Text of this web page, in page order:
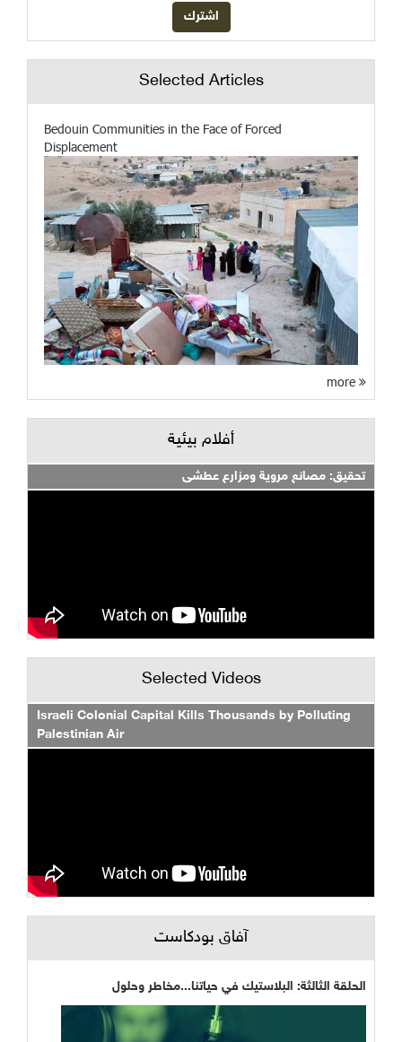
Selected Articles
Bedouin Communities in the Face of Forced
Displacement
أفلام بيئية
تحقيق: مصانع مروية ومزارع عطشى
Selected Videos
Israeli Colonial Capital Kills Thousands by Polluting
Palestinian Air
آفاق بودكاست
الحلقة الثالثة: البلاستيك في حياتنا...مخاطر وحلول